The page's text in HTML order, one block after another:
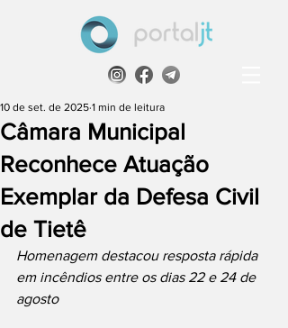
Câmara Municipal
Reconhece Atuação
Exemplar da Defesa Civil
de Tietê
10 de set. de 2025 1 min de leitura
Homenagem destacou resposta rápida
em incêndios entre os dias 22 e 24 de
agosto